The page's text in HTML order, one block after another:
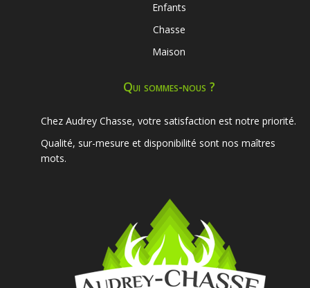
Enfants
Chasse
Maison
Qui sommes-nous ?
Chez Audrey Chasse, votre satisfaction est notre priorité.
Qualité, sur-mesure et disponibilité sont nos maîtres
mots.